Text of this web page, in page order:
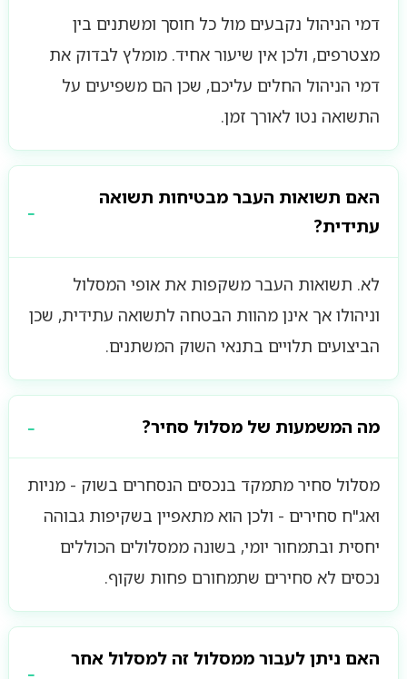
דמי הניהול נקבעים מול כל חוסך ומשתנים בין
מצטרפים, ולכן אין שיעור אחיד. מומלץ לבדוק את
דמי הניהול החלים עליכם, שכן הם משפיעים על
התשואה נטו לאורך זמן.
האם תשואות העבר מבטיחות תשואה
עתידית?
לא. תשואות העבר משקפות את אופי המסלול
וניהולו אך אינן מהוות הבטחה לתשואה עתידית, שכן
הביצועים תלויים בתנאי השוק המשתנים.
מה המשמעות של מסלול סחיר?
מסלול סחיר מתמקד בנכסים הנסחרים בשוק - מניות
ואג"ח סחירים - ולכן הוא מתאפיין בשקיפות גבוהה
יחסית ובתמחור יומי, בשונה ממסלולים הכוללים
נכסים לא סחירים שתמחורם פחות שקוף.
האם ניתן לעבור ממסלול זה למסלול אחר